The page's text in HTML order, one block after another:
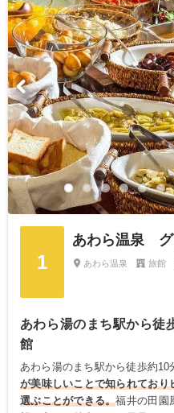
1
あわら温泉 グ
あわら温泉 旅館
あわら湯のまち駅から徒
館
あわら湯のまち駅から徒歩約10
が美味しいことで知られてお
選ぶことができる。福井の田園